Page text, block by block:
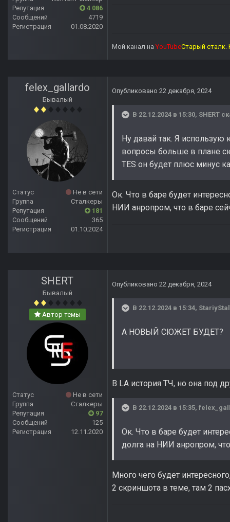
Репутация
4 086
Сообщений
4719
Регистрация
01.08.2020
Мой канал наYouTubeСтарый сталк.
felex_gallardo
Бывалый
Статус
Не в сети
Группа
Сталкеры
Репутация
181
Сообщений
365
Регистрация
01.10.2024
Опубликовано 22 декабря, 2024
В 22.12.2024 в 15:30, SHERT
Ну давай так. Я использую
вопросы больше в плане
TES он будет плюс минус
Ок. Что в баре будет
НИИ анропром, что в баре
SHERT
Бывалый
Автор темы
Статус
Не в сети
Группа
Сталкеры
Репутация
97
Сообщений
125
Регистрация
12.11.2020
Опубликовано 22 декабря, 2024
В 22.12.2024 в 15:34,
А НОВЫЙ СЮЖЕТ БУДЕТ?
В LA история ТЧ, но она под
В 22.12.2024 в 15:35,
Ок. Что в баре будет
долга на НИИ анропром,
Много чего будет
2 скриншота в теме, там 2